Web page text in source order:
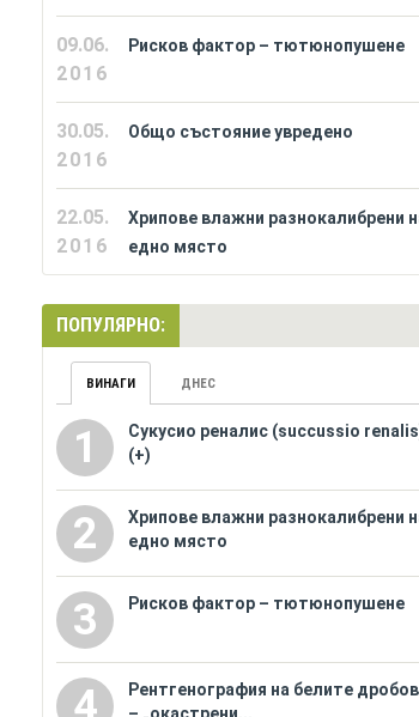
09.06.
2016
Рисков фактор – тютюнопушене
30.05.
2016
Общо състояние увредено
22.05.
2016
Хрипове влажни разнокалибрени
едно място
ПОПУЛЯРНО:
ВИНАГИ ДНЕС
1
Сукусио реналис (succussio
(+)
2
Хрипове влажни разнокалибрени
едно място
3 Рисков фактор – тютюнопушене
4
Рентгенография на белите